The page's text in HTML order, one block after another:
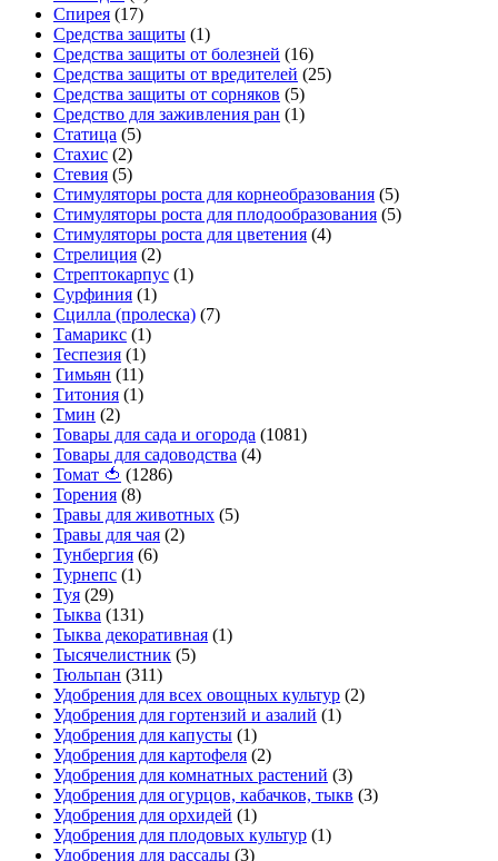
Спирея (17)
Средства защиты (1)
Средства защиты от болезней (16)
Средства защиты от вредителей (25)
Средства защиты от сорняков (5)
Средство для заживления ран (1)
Статица (5)
Стахис (2)
Стевия (5)
Стимуляторы роста для корнеобразования (5)
Стимуляторы роста для плодообразования (5)
Стимуляторы роста для цветения (4)
Стрелиция (2)
Стрептокарпус (1)
Сурфиния (1)
Сцилла (пролеска) (7)
Тамарикс (1)
Теспезия (1)
Тимьян (11)
Титония (1)
Тмин (2)
Товары для сада и огорода (1081)
Товары для садоводства (4)
Томат 🍅 (1286)
Торения (8)
Травы для животных (5)
Травы для чая (2)
Тунбергия (6)
Турнепс (1)
Туя (29)
Тыква (131)
Тыква декоративная (1)
Тысячелистник (5)
Тюльпан (311)
Удобрения для всех овощных культур (2)
Удобрения для гортензий и азалий (1)
Удобрения для капусты (1)
Удобрения для картофеля (2)
Удобрения для комнатных растений (3)
Удобрения для огурцов, кабачков, тыкв (3)
Удобрения для орхидей (1)
Удобрения для плодовых культур (1)
Удобрения для рассады (3)